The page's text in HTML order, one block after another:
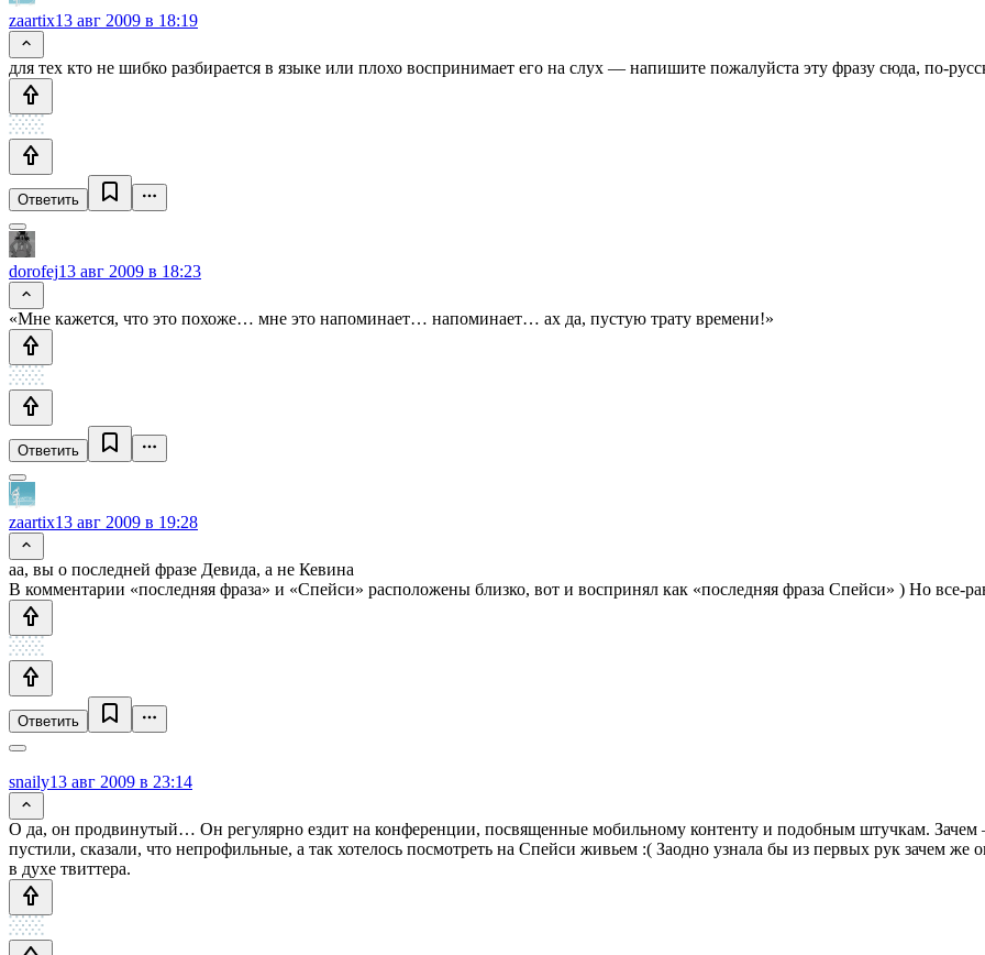
zaartix13 авг 2009 в 18:19
для тех кто не шибко разбирается в языке или плохо воспринимает его на слух — напишите пожалуйста эту фразу сюда, по-
Ответить
dorofej13 авг 2009 в 18:23
«Мне кажется, что это похоже… мне это напоминает… напоминает… ах да, пустую трату времени!»
Ответить
zaartix13 авг 2009 в 19:28
аа, вы о последней фразе Девида, а не Кевина
В комментарии «последняя фраза» и «Спейси» расположены близко, вот и воспринял как «последняя фраза Спейси» ) Но все-
Ответить
snaily13 авг 2009 в 23:14
О да, он продвинутый… Он регулярно ездит на конференции, посвященные мобильному контенту и подобным штучкам. Зачем
пустили, сказали, что непрофильные, а так хотелось посмотреть на Спейси живьем :( Заодно узнала бы из первых рук зачем же
в духе твиттера.